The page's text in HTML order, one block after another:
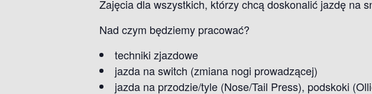
Zajęcia dla wszystkich, którzy chcą doskonalić jazdę na
Nad czym będziemy pracować?
techniki zjazdowe
jazda na switch (zmiana nogi prowadzącej)
jazda na przodzie/tyle (Nose/Tail Press), podskoki